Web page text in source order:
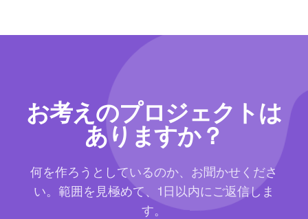
お考えのプロジェクトは
ありますか？
何を作ろうとしているのか、お聞かせくださ
い。範囲を見極めて、1日以内にご返信しま
す。